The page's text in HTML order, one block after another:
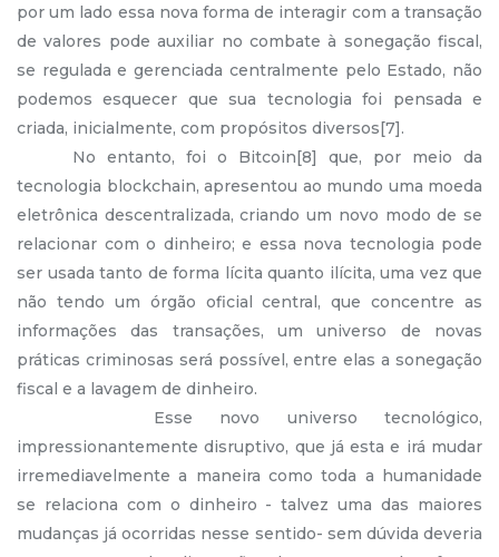
por um lado essa nova forma de interagir com a transação
de valores pode auxiliar no combate à sonegação fiscal,
se regulada e gerenciada centralmente pelo Estado, não
podemos esquecer que sua tecnologia foi pensada e
criada, inicialmente, com propósitos diversos[7].
No entanto, foi o Bitcoin[8] que, por meio da
tecnologia blockchain, apresentou ao mundo uma moeda
eletrônica descentralizada, criando um novo modo de se
relacionar com o dinheiro; e essa nova tecnologia pode
ser usada tanto de forma lícita quanto ilícita, uma vez que
não tendo um órgão oficial central, que concentre as
informações das transações, um universo de novas
práticas criminosas será possível, entre elas a sonegação
fiscal e a lavagem de dinheiro.
Esse novo universo tecnológico,
impressionantemente disruptivo, que já esta e irá mudar
irremediavelmente a maneira como toda a humanidade
se relaciona com o dinheiro - talvez uma das maiores
mudanças já ocorridas nesse sentido- sem dúvida deveria